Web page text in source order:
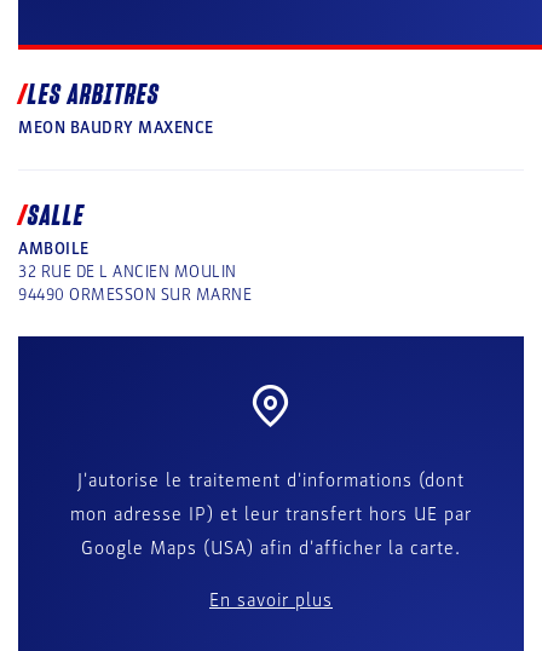
LES ARBITRES
MEON BAUDRY MAXENCE
SALLE
AMBOILE
32 RUE DE L ANCIEN MOULIN
94490 ORMESSON SUR MARNE
J'autorise le traitement d'informations (dont
mon adresse IP) et leur transfert hors UE par
Google Maps (USA) afin d'afficher la carte.
En savoir plus